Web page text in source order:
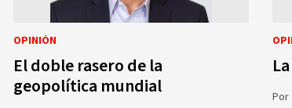
OPINIÓN
El doble rasero de la
geopolítica mundial
Por